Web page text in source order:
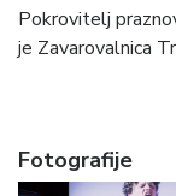
Pokrovitelj
je Zavarovalnica
Fotografije